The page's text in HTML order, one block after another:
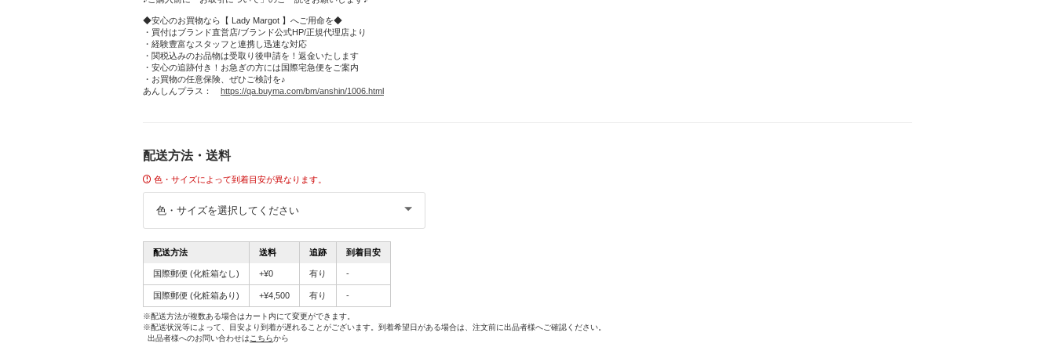
◆安心のお買物なら【 Lady Margot 】へご用命を◆
・買付はブランド直営店/ブランド公式HP/正規代理店より
・経験豊富なスタッフと連携し迅速な対応
・関税込みのお品物は受取り後申請を！返金いたします
・安心の追跡付き！お急ぎの方には国際宅急便をご案内
・お買物の任意保険、ぜひご検討を♪
あんしんプラス： https://qa.buyma.com/bm/anshin/1006.html
配送方法・送料
色・サイズによって到着目安が異なります。
色・サイズを選択してください
配送方法 送料 追跡 到着目安
国際郵便 (化粧箱なし) +¥0 有り -
国際郵便 (化粧箱あり) +¥4,500 有り -
※配送方法が複数ある場合はカート内にて変更ができます。
※配送状況等によって、目安より到着が遅れることがございます。到着希望日がある場合は、注文前に出品者様へご確認ください。
出品者様へのお問い合わせは こちらから